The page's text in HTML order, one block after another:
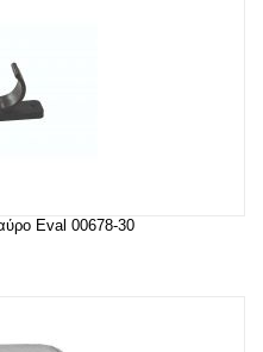
Eval 00678-30